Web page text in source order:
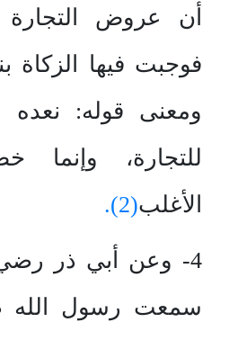
أن عروض التجارة
فوجبت فيها الزكاة
ومعنى قوله: نعده
للتجارة، وإنما
الأغلب(2).
4- وعن أبي ذر
سمعت رسول الله